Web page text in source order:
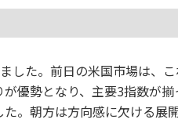
した。前日の米国市場は、
優勢となり、主要3指数が
。朝方は方向感に欠ける展